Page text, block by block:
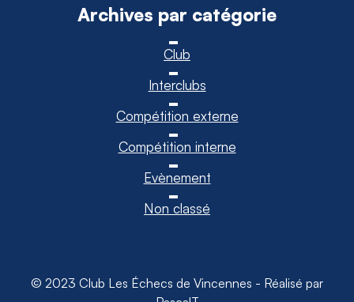
Archives par catégorie
Club
Interclubs
Compétition externe
Compétition interne
Evènement
Non classé
© 2023 Club Les Échecs de Vincennes - Réalisé par